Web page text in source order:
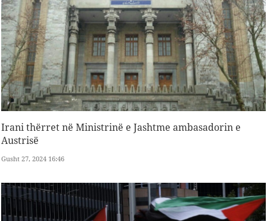
Irani thërret në Ministrinë e Jashtme ambasadorin e
Austrisë
Gusht 27, 2024 16:46